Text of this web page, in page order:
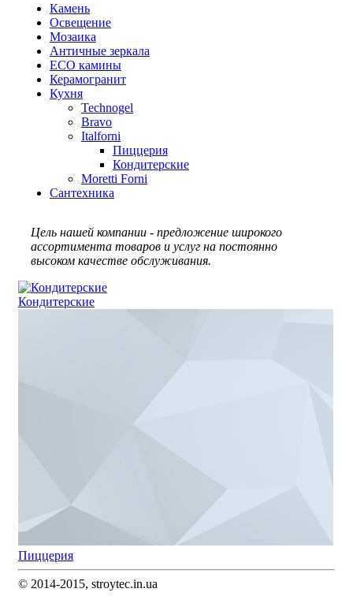
Камень
Освещение
Мозаика
Античные зеркала
ECO камины
Керамогранит
Кухня
Technogel
Bravo
Italforni
Пиццерия
Кондитерские
Moretti Forni
Сантехника
Цель нашей компании - предложение широкого
ассортимента товаров и услуг на постоянно
высоком качестве обслуживания.
Кондитерские
Пиццерия
© 2014-2015, stroytec.in.ua